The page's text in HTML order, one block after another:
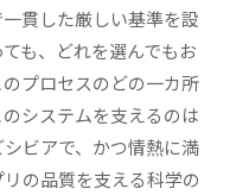
貫した厳しい基準を設
も、どれを選んでもお
プロセスのどの一カ所
システムを支えるのは
シビアで、かつ情熱に満
の品質を支える科学の